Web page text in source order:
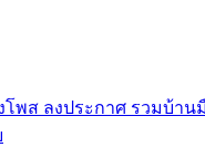
โพส ลงประกาศ รวมบ้า